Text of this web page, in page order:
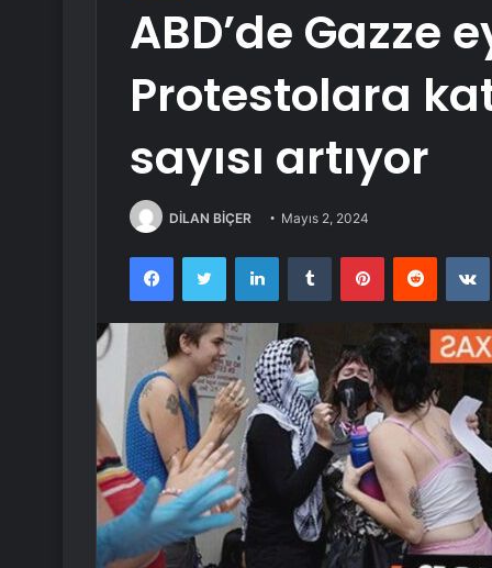
ABD’de Gazze
Protestolara
sayısı artıyor
DİLAN BİÇER Mayıs 2, 2024
FacebookTwitter LinkedInTumblr PinterestReddit